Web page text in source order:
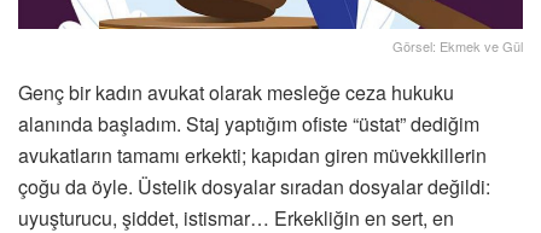
Görsel: Ekmek ve Gül
Genç bir kadın avukat olarak mesleğe ceza hukuku
alanında başladım. Staj yaptığım ofiste “üstat” dediğim
avukatların tamamı erkekti; kapıdan giren müvekkillerin
çoğu da öyle. Üstelik dosyalar sıradan dosyalar değildi:
uyuşturucu, şiddet, istismar… Erkekliğin en sert, en